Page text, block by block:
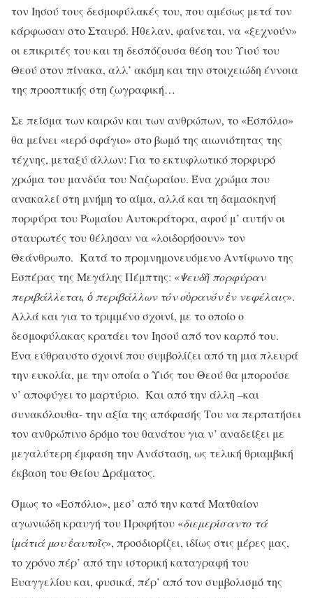
τον Ιησού τους δεσμοφύλακές του, που αμέσως μετά τον
κάρφωσαν στο Σταυρό. Ήθελαν, φαίνεται, να «ξεχνούν»
οι επικριτές του και τη δεσπόζουσα θέση του Υιού του
Θεού στον πίνακα, αλλ’ ακόμη και την στοιχειώδη έννοια
της προοπτικής στη ζωγραφική…
Σε πείσμα των καιρών και των ανθρώπων, το «Εσπόλιο»
θα μείνει «ιερό σφάγιο» στο βωμό της αιωνιότητας της
τέχνης, μεταξύ άλλων: Για το εκτυφλωτικό πορφυρό
χρώμα του μανδύα του Ναζωραίου. Ένα χρώμα που
ανακαλεί στη μνήμη το αίμα, αλλά και τη δαμασκηνή
πορφύρα του Ρωμαίου Αυτοκράτορα, αφού μ’ αυτήν οι
σταυρωτές του θέλησαν να «λοιδορήσουν» τον
Θεάνθρωπο. Κατά το προμνημονευόμενο Αντίφωνο της
Εσπέρας της Μεγάλης Πέμπτης: «Ψευδῆ πορφύραν
περιβάλλεται, ὁ περιβάλλων τόν οὐρανόνἐν νεφέλαις».
Αλλά και για το τριμμένο σχοινί, με το οποίο ο
δεσμοφύλακας κρατάει τον Ιησού από τον καρπό του.
Ένα εύθραυστο σχοινί που συμβολίζει από τη μια πλευρά
την ευκολία, με την οποία ο Υιός του Θεού θα μπορούσε
ν’ αποφύγει το μαρτύριο. Και από την άλλη –και
συνακόλουθα- την αξία της απόφασής Του να περπατήσει
τον ανθρώπινο δρόμο του θανάτου για ν’ αναδείξει με
μεγαλύτερη έμφαση την Ανάσταση, ως τελική θριαμβική
έκβαση του Θείου Δράματος.
Όμως το «Εσπόλιο», μεσ’ από την κατά Ματθαίον
αγωνιώδη κραυγή του Προφήτου «διεμερίσαντο τά
ἰμάτιά μουἐαυτοῖς», προσδιορίζει, ιδίως στις μέρες μας,
το χρόνο πέρ’ από την ιστορική καταγραφή του
Ευαγγελίου και, φυσικά, πέρ’ από τον συμβολισμό της